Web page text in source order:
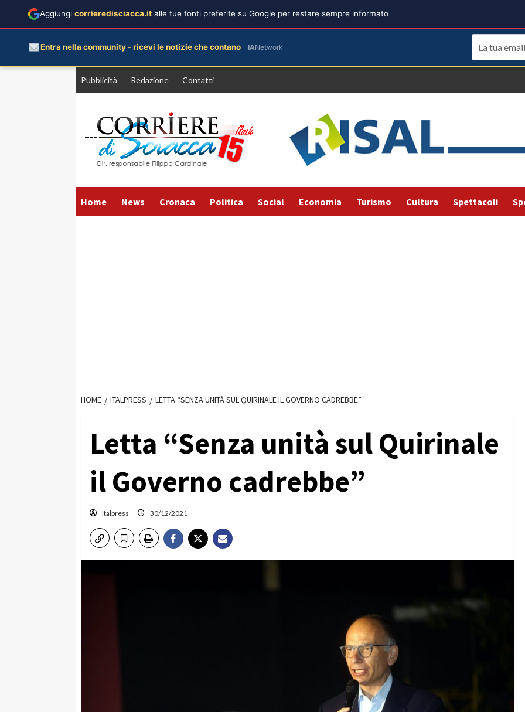
Pubblicità Redazione Contatti
Home News Cronaca Politica Social Economia Turismo Cultura Spettacoli
HOME ITALPRESS LETTA “SENZA UNITÀ SUL QUIRINALE IL GOVERNO CADREBBE”
Letta “Senza unità sul Quirinale
il Governo cadrebbe”
Italpress 30/12/2021
Aggiungi corrieredisciacca.it alle tue fonti preferite su Google per restare sempre informato
Entra nella community - ricevi le notizie che contano IANetwork